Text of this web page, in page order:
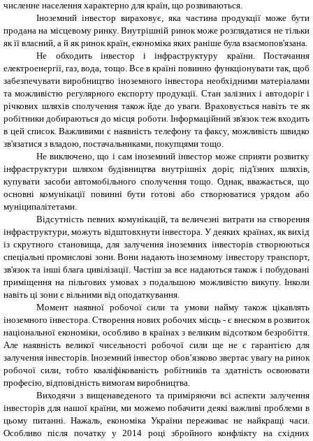
численне населення характерно для країн, що розвиваються.
Іноземний інвестор вираховує, яка частина продукції може бути
продана на місцевому ринку. Внутрішній ринок може розглядатися не тільки
як її власний, а й як ринок країн, економіка яких раніше була взаємопов'язана.
Не обходить інвестор і інфраструктуру країни. Постачання
електроенергії, газ, вода, тощо. Все в країні повинно функціонувати так, щоб
забезпечувати виробництво іноземного інвестора необхідними матеріалами
та можливістю регулярного експорту продукції. Стан залізних і автодоріг і
річкових шляхів сполучення також йде до уваги. Враховується навіть те як
робітники добираються до місця роботи. Інформаційний зв'язок теж входить
в цей список. Важливими є наявність телефону та факсу, можливість швидко
зв'язатися з владою, постачальниками, покупцями тощо.
Не виключено, що і сам іноземний інвестор може сприяти розвитку
інфраструктури шляхом будівництва внутрішніх доріг, під'їзних шляхів,
купувати засоби автомобільного сполучення тощо. Однак, вважається, що
основні комунікації повинні бути готові або створюватися урядом або
муніципалітетами.
Відсутність певних комунікацій, та величезні витрати на створення
інфраструктури, можуть відштовхнути інвестора. У деяких країнах, як вихід
із скрутного становища, для залучення іноземних інвесторів створюються
спеціальні промислові зони. Вони надають іноземному інвестору транспорт,
зв'язок та інші блага цивілізації. Частіш за все надаються також і побудовані
приміщення на пільгових умовах з подальшою можливістю викупу. Інколи
навіть ці зони є вільними від оподаткування.
Момент наявної робочої сили та умови найму також цікавлять
іноземного інвестора. Створення нових робочих місць - є внеском в розвиток
національної економіки, особливо в країнах з великим відсотком безробіття.
Але наявність великої чисельності робочої сили ще не є гарантією для
залучення інвесторів. Іноземний інвестор обов’язково звертає увагу на ринок
робочої сили, тобто кваліфікованість робітників та здатність освоювати
професію, відповідність вимогам виробництва.
Виходячи з вищенаведеного та приміряючи всі аспекти залучення
інвесторів для нашої країни, ми можемо побачити деякі важливі проблеми в
цьому питанні. Нажаль, економіка України переживає не найкращі часи.
Особливо після початку у 2014 році збройного конфлікту на східних